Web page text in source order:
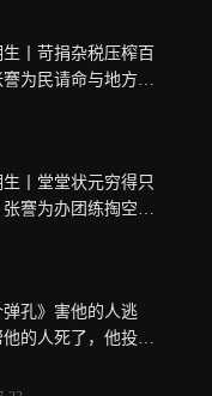
丨苛捐杂税压榨百
为民请命与地方官
丨堂堂状元穷得只
謇为办团练掏空家
弹孔》害他的人逃
他的人死了，他投了